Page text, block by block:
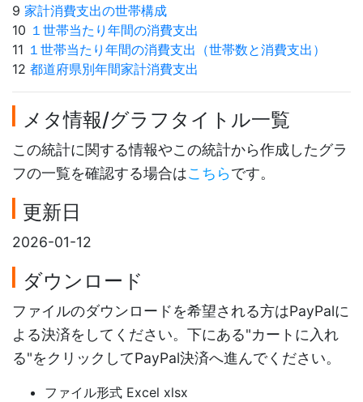
9 家計消費支出の世帯構成
10 １世帯当たり年間の消費支出
11 １世帯当たり年間の消費支出（世帯数と消費支出）
12 都道府県別年間家計消費支出
メタ情報/グラフタイトル一覧
この統計に関する情報やこの統計から作成したグラ
フの一覧を確認する場合はこちらです。
更新日
2026-01-12
ダウンロード
ファイルのダウンロードを希望される方はPayPalに
よる決済をしてください。下にある"カートに入れ
る"をクリックしてPayPal決済へ進んでください。
ファイル形式 Excel xlsx